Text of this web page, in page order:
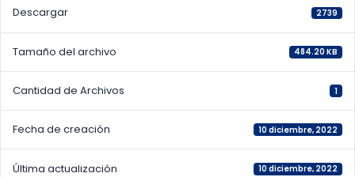
Descargar 2739
Tamaño del archivo 484.20 KB
Cantidad de Archivos 1
Fecha de creación 10 diciembre, 2022
Última actualización 10 diciembre, 2022